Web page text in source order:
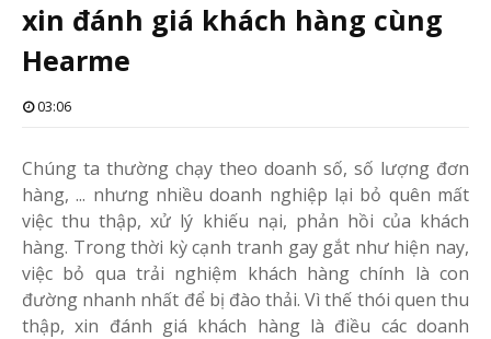
xin đánh giá khách hàng cùng
Hearme
03:06
Chúng ta thường chạy theo doanh số, số lượng đơn
hàng, ... nhưng nhiều doanh nghiệp lại bỏ quên mất
việc thu thập, xử lý khiếu nại, phản hồi của khách
hàng. Trong thời kỳ cạnh tranh gay gắt như hiện nay,
việc bỏ qua trải nghiệm khách hàng chính là con
đường nhanh nhất để bị đào thải. Vì thế thói quen thu
thập, xin đánh giá khách hàng là điều các doanh